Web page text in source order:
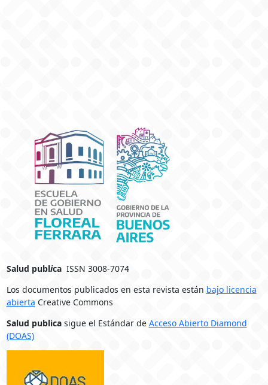
Salud publicaISSN 3008-7074
Los documentos publicados en esta revista están bajo licencia
abierta Creative Commons
Salud publicasigue el Estándar de Acceso Abierto Diamond
(DOAS)